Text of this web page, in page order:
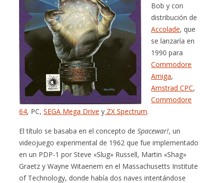
Bob y con
distribución de
Accolade, que
se lanzaría en
1990 para
Commodore
Amiga,
Amstrad CPC,
Commodore
64, PC,SEGA Mega Drive y ZX Spectrum.
El título se basaba en el concepto deSpacewar!, un
videojuego experimental de 1962 que fue implementado
en un PDP-1 por Steve «Slug» Russell, Martin «Shag»
Graetz y Wayne Witaenem en el Massachusetts Institute
of Technology, donde había dos naves intentándose